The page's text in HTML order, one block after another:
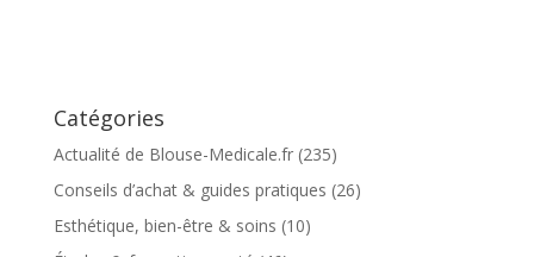
Catégories
Actualité de Blouse-Medicale.fr(235)
Conseils d’achat & guides pratiques (26)
Esthétique, bien-être & soins (10)